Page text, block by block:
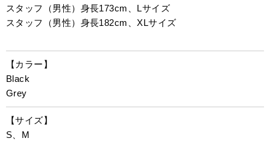
スタッフ（男性）身長173cm、Lサイズ
スタッフ（男性）身長182cm、XLサイズ
【カラー】
Black
Grey
【サイズ】
S、M